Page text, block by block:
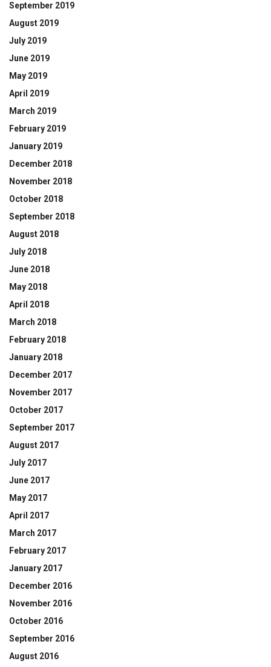
September 2019
August 2019
July 2019
June 2019
May 2019
April 2019
March 2019
February 2019
January 2019
December 2018
November 2018
October 2018
September 2018
August 2018
July 2018
June 2018
May 2018
April 2018
March 2018
February 2018
January 2018
December 2017
November 2017
October 2017
September 2017
August 2017
July 2017
June 2017
May 2017
April 2017
March 2017
February 2017
January 2017
December 2016
November 2016
October 2016
September 2016
August 2016